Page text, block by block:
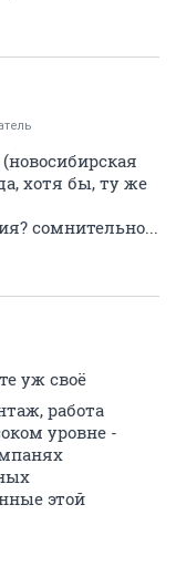
хотя бы, ту же
сомнительно...
уж своё
работа
уровне -
этой